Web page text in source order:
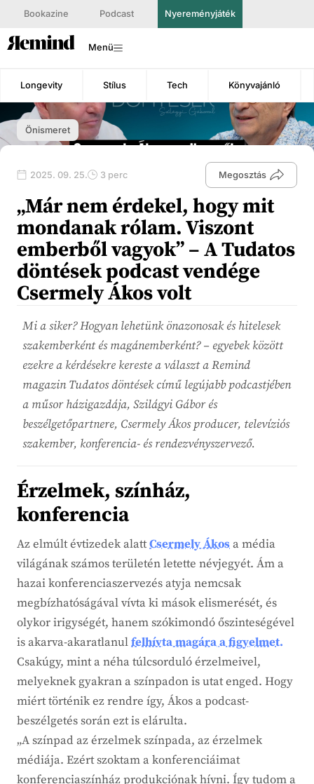
Bookazine Podcast Nyereményjáték
Menü
Longevity Stílus Tech Könyvajánló
Önismeret
2025. 09. 25. 3 perc Megosztás
„Már nem érdekel, hogy mit
mondanak rólam. Viszont
emberből vagyok” – A Tudatos
döntések podcast vendége
Csermely Ákos volt
Mi a siker? Hogyan lehetünk önazonosak és hitelesek
szakemberként és magánemberként? – egyebek között
ezekre a kérdésekre kereste a választ a Remind
magazin Tudatos döntések című legújabb podcastjében
a műsor házigazdája, Szilágyi Gábor és
beszélgetőpartnere, Csermely Ákos producer, televíziós
szakember, konferencia- és rendezvényszervező.
Érzelmek, színház,
konferencia
Az elmúlt évtizedek alattCsermely Ákosa média
világának számos területén letette névjegyét. Ám a
hazai konferenciaszervezés atyja nemcsak
megbízhatóságával vívta ki mások elismerését, és
olykor irigységét, hanem szókimondó őszinteségével
is akarva-akaratlanulfelhívta magára a figyelmet.
Csakúgy, mint a néha túlcsorduló érzelmeivel,
melyeknek gyakran a színpadon is utat enged. Hogy
miért történik ez rendre így, Ákos a podcast-
beszélgetés során ezt is elárulta.
„A színpad az érzelmek színpada, az érzelmek
médiája. Ezért szoktam a konferenciáimat
konferenciaszínház produkciónak hívni. Így tudom a